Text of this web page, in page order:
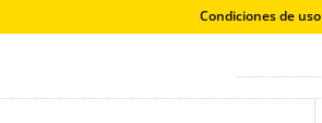
Condiciones de uso